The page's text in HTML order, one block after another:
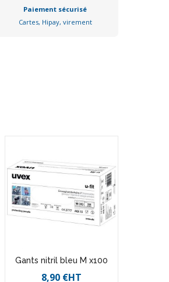
Paiement sécurisé
Cartes, Hipay, virement
Gants nitril bleu M x100
8,90 €HT